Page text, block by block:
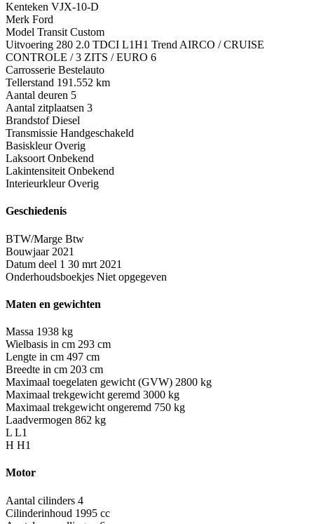
Kenteken VJX-10-D
Merk Ford
Model Transit Custom
Uitvoering 280 2.0 TDCI L1H1 Trend AIRCO / CRUISE
CONTROLE / 3 ZITS / EURO 6
Carrosserie Bestelauto
Tellerstand 191.552 km
Aantal deuren 5
Aantal zitplaatsen 3
Brandstof Diesel
Transmissie Handgeschakeld
Basiskleur Overig
Laksoort Onbekend
Lakintensiteit Onbekend
Interieurkleur Overig
Geschiedenis
BTW/Marge Btw
Bouwjaar 2021
Datum deel 1 30 mrt 2021
Onderhoudsboekjes Niet opgegeven
Maten en gewichten
Massa 1938 kg
Wielbasis in cm 293 cm
Lengte in cm 497 cm
Breedte in cm 203 cm
Maximaal toegelaten gewicht (GVW) 2800 kg
Maximaal trekgewicht geremd 3000 kg
Maximaal trekgewicht ongeremd 750 kg
Laadvermogen 862 kg
L L1
H H1
Motor
Aantal cilinders 4
Cilinderinhoud 1995 cc